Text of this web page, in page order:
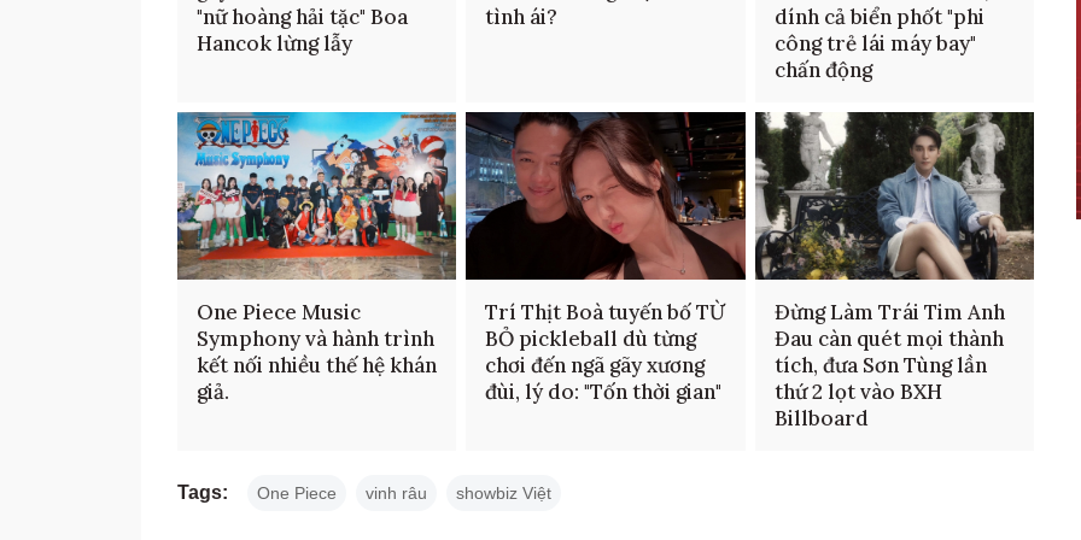
"nữ hoàng hải tặc" Boa
Hancok lừng lẫy
tình ái?
dính cả biển phốt "phi
công trẻ lái máy bay"
chấn động
One Piece Music
Symphony và hành trình
kết nối nhiều thế hệ khán
giả.
Trí Thịt Boà tuyến bố TỪ
BỎ pickleball dù từng
chơi đến ngã gãy xương
đùi, lý do: "Tốn thời gian"
Đừng Làm Trái Tim Anh
Đau càn quét mọi thành
tích, đưa Sơn Tùng lần
thứ 2 lọt vào BXH
Billboard
Tags: One Piece vinh râu showbiz Việt